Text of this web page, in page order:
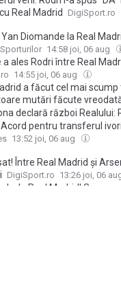
Real Madrid
DigiSport.ro
Diomande la Real
14:58 joi, 06 aug
a ales Rodri între Real
14:55 joi, 06 aug
a făcut cel mai
mutări făcute
declară război Realului:
Acord pentru transferul
13:52 joi, 06 aug
Între Real Madrid și
DigiSport.ro 13:26 joi, 06
la Real Madrid! Suma-
edition. Why not